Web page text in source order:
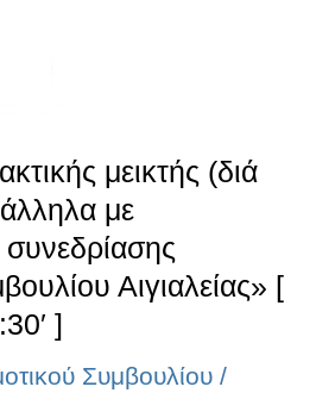
μεικτής (διά
με
Αιγιαλείας» [
]
Συμβουλίου /